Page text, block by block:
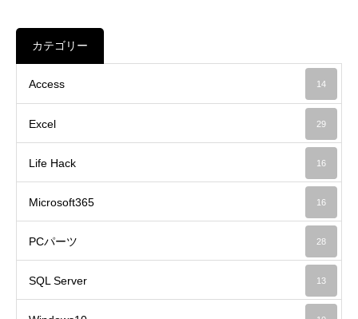
カテゴリー
Access 14
Excel 29
Life Hack 16
Microsoft365 16
PCパーツ 28
SQL Server 13